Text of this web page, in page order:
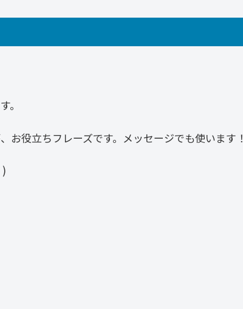
。
役立ちフレーズです。メッセージでも使います！